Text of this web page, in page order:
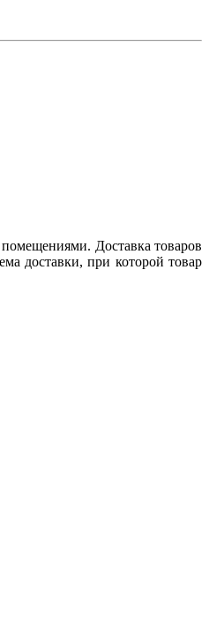
Доставка товаров
доставки, при которой товар